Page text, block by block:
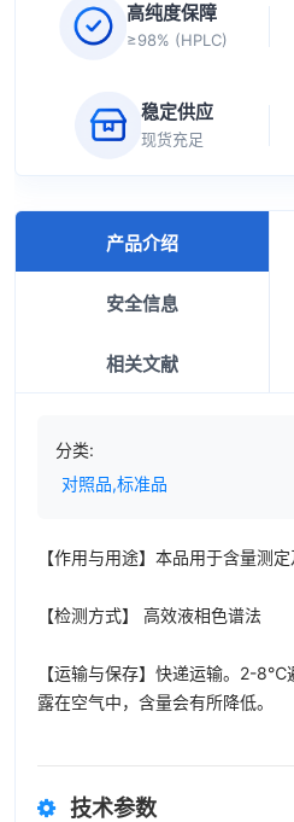
高纯度保障
≥98% (HPLC)
稳定供应
现货充足
产品介绍
安全信息
相关文献
分类:
对照品,标准品
【作用与用途】本品用于含量测定
【检测方式】 高效液相色谱法
【运输与保存】快递运输。2-8℃
露在空气中，含量会有所降低。
技术参数